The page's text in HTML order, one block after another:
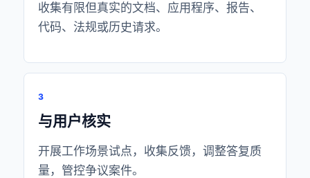
收集有限但真实的文档、应用程序、报告、
代码、法规或历史请求。
3
与用户核实
开展工作场景试点，收集反馈，调整答复质
量，管控争议案件。